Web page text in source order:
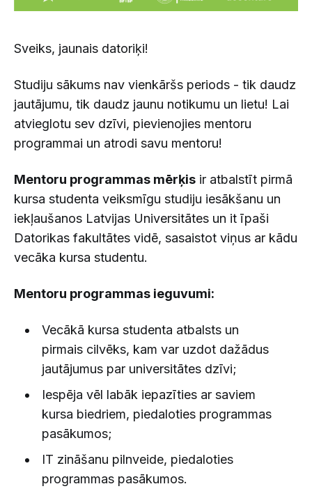
Sveiks, jaunais datoriķi!
Studiju sākums nav vienkāršs periods - tik daudz
jautājumu, tik daudz jaunu notikumu un lietu! Lai
atvieglotu sev dzīvi, pievienojies mentoru
programmai un atrodi savu mentoru!
Mentoru programmas mērķis ir atbalstīt pirmā
kursa studenta veiksmīgu studiju iesākšanu un
iekļaušanos Latvijas Universitātes un it īpaši
Datorikas fakultātes vidē, sasaistot viņus ar kādu
vecāka kursa studentu.
Mentoru programmas ieguvumi:
Vecākā kursa studenta atbalsts un
pirmais cilvēks, kam var uzdot dažādus
jautājumus par universitātes dzīvi;
Iespēja vēl labāk iepazīties ar saviem
kursa biedriem, piedaloties programmas
pasākumos;
IT zināšanu pilnveide, piedaloties
programmas pasākumos.